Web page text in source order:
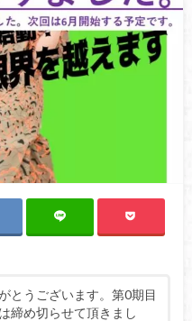
とうございます。第0期目
締め切らせて頂きまし